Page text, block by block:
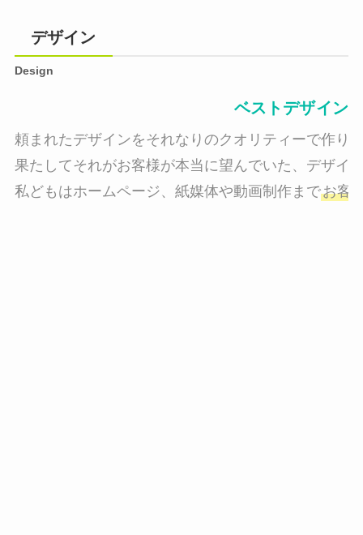
デザイン
Design
ベストデザイン
頼まれたデザインをそれなりのクオリティーで作り
果たしてそれがお客様が本当に望んでいた、デザイ
私どもはホームページ、紙媒体や動画制作までお客